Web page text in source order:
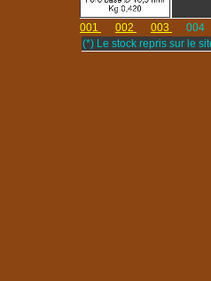
001 002 003
004
(*) Le stock repris sur le